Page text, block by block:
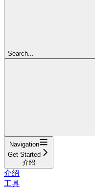
Search...
Navigation
Get Started
介绍
介绍
工具